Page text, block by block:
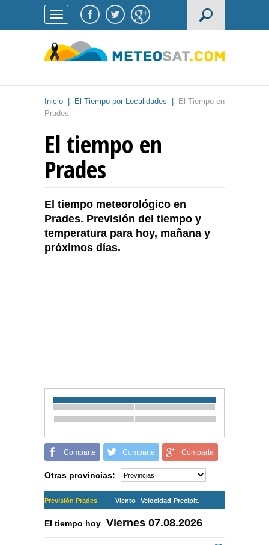
Inicio El Tiempo por Localidades
El Tiempo en
Prades
El tiempo en
Prades
El tiempo meteorológico en
Prades. Previsión del tiempo y
temperatura para hoy, mañana y
próximos días.
Comparte Comparte Comparte
Otras provincias:
Previsión Prades Viento Velocidad Precipit.
El tiempo hoy Viernes 07.08.2026